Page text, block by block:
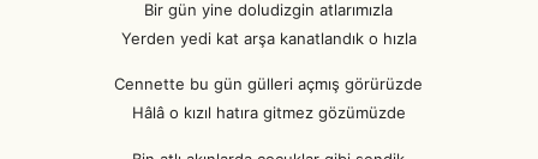
Bir gün yine doludizgin atlarımızla
Yerden yedi kat arşa kanatlandık o hızla
Cennette bu gün gülleri açmış görürüzde
Hâlâ o kızıl hatıra gitmez gözümüzde